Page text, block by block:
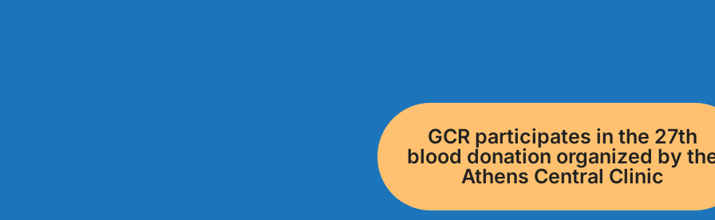
GCR participates in the 27th
blood donation organized by
Athens Central Clinic